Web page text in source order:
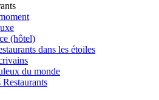
(hôtel)
dans les étoiles
du monde